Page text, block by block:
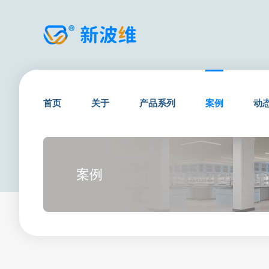
首页 关于 产品系列 案例 动
案例